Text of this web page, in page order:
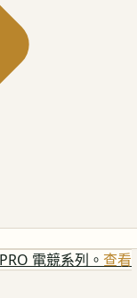
電競系列。 查看